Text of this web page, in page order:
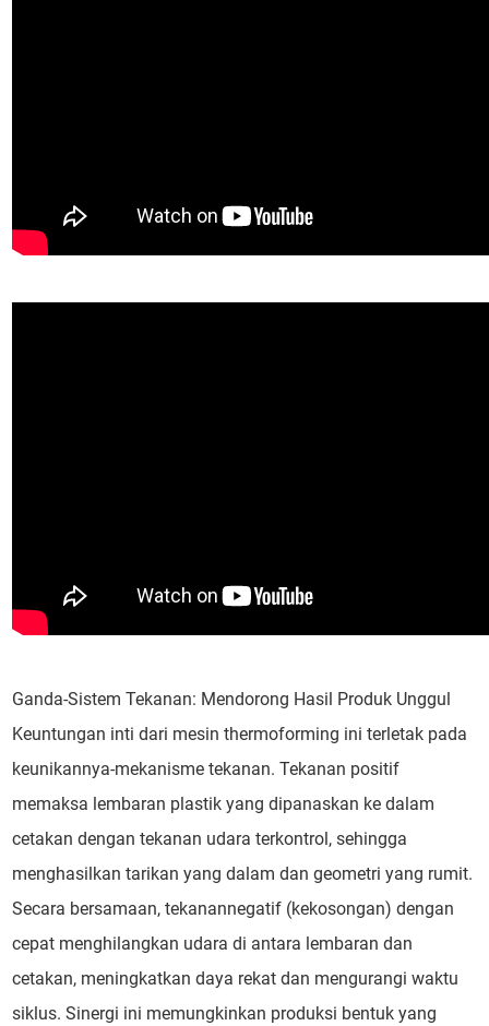
Ganda-Sistem Tekanan: Mendorong Hasil Produk Unggul
Keuntungan inti dari mesin thermoforming ini terletak pada
keunikannya-mekanisme tekanan. Tekanan positif
memaksa lembaran plastik yang dipanaskan ke dalam
cetakan dengan tekanan udara terkontrol, sehingga
menghasilkan tarikan yang dalam dan geometri yang rumit.
Secara bersamaan, tekanannegatif (kekosongan) dengan
cepat menghilangkan udara di antara lembaran dan
cetakan, meningkatkan daya rekat dan mengurangi waktu
siklus. Sinergi ini memungkinkan produksi bentuk yang